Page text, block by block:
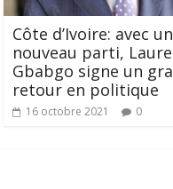
Côte d’Ivoire: avec un
nouveau parti,
Gbabgo signe un
retour en politique
16 octobre 2021 0